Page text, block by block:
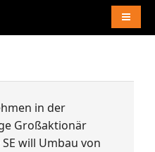
in der
Großaktionär
will Umbau von